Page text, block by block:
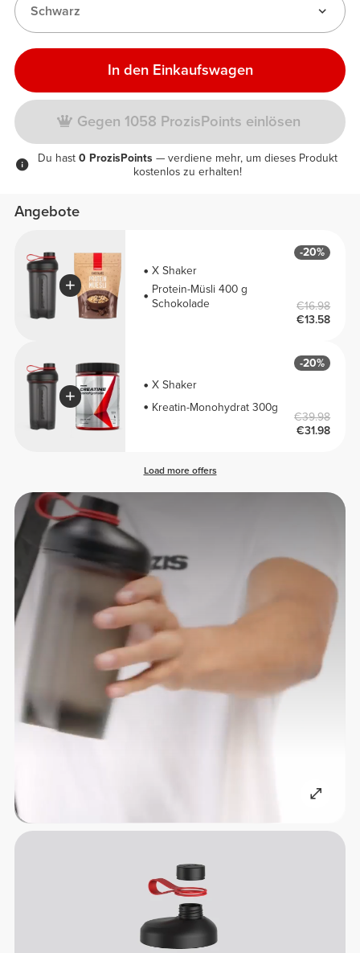
Schwarz
In den Einkaufswagen
Gegen 1058 ProzisPoints einlösen
Du hast 0 ProzisPoints — verdiene mehr, um dieses Produkt
kostenlos zu erhalten!
Angebote
X Shaker
Protein-Müsli 400 g
Schokolade
-20%
€16.98
€13.58
X Shaker
Kreatin-Monohydrat 300g
-20%
€39.98
€31.98
Load more offers